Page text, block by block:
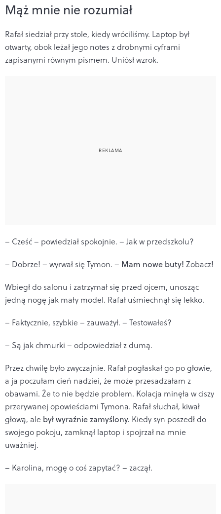
Mąż mnie nie rozumiał
Rafał siedział przy stole, kiedy wróciliśmy. Laptop był
otwarty, obok leżał jego notes z drobnymi cyframi
zapisanymi równym pismem. Uniósł wzrok.
– Cześć – powiedział spokojnie. – Jak w przedszkolu?
– Dobrze! – wyrwał się Tymon. – Mam nowe buty! Zobacz!
Wbiegł do salonu i zatrzymał się przed ojcem, unosząc
jedną nogę jak mały model. Rafał uśmiechnął się lekko.
– Faktycznie, szybkie – zauważył. – Testowałeś?
– Są jak chmurki – odpowiedział z dumą.
Przez chwilę było zwyczajnie. Rafał pogłaskał go po głowie,
a ja poczułam cień nadziei, że może przesadzałam z
obawami. Że to nie będzie problem. Kolacja minęła w ciszy
przerywanej opowieściami Tymona. Rafał słuchał, kiwał
głową, ale był wyraźnie zamyślony. Kiedy syn poszedł do
swojego pokoju, zamknął laptop i spojrzał na mnie
uważniej.
– Karolina, mogę o coś zapytać? – zaczął.